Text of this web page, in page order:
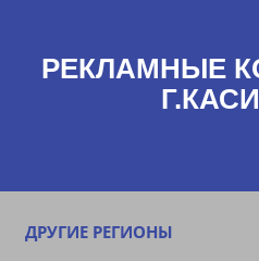
РЕКЛАМНЫЕ
ДРУГИЕ РЕГИОНЫ